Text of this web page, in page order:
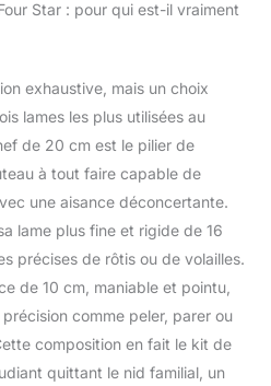
seule pièce d’acier,
PRISE EN MAIN
CONFORTABLE ET
SÛRE : Manche
ergonomique et
optimal entre la lame et
le manche pour une
coupe sans fatigue,
mitre avec protège-
doigts intégré. MADE
IN GERMANY : Forgé
en acier spécial
inoxydable, manche
Star : pour qui est-il vraiment
exhaustive, mais un choix
lames les plus utilisées au
de 20 cm est le pilier de
à tout faire capable de
une aisance déconcertante.
lame plus fine et rigide de 16
précises de rôtis ou de volailles.
de 10 cm, maniable et pointu,
comme peler, parer ou
composition en fait le kit de
quittant le nid familial, un